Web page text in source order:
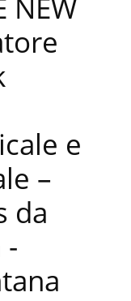
NEW
e
–
da
-